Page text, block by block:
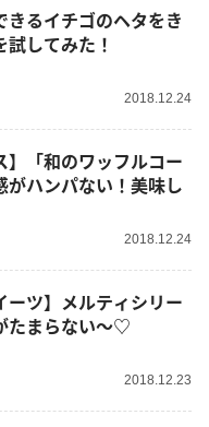
るイチゴのヘタをき
してみた！
2018.12.24
】「和のワッフルコー
がハンパない！美味し
2018.12.24
ーツ】メルティシリー
たまらない～♡
2018.12.23